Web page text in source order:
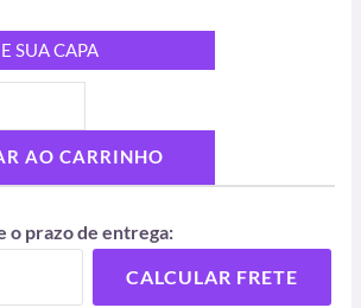
SUA CAPA
AO CARRINHO
o prazo de entrega:
CALCULAR FRETE